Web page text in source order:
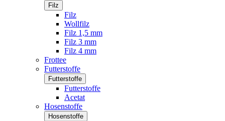
Filz
Filz
Wollfilz
Filz 1,5 mm
Filz 3 mm
Filz 4 mm
Frottee
Futterstoffe
Futterstoffe
Futterstoffe
Acetat
Hosenstoffe
Hosenstoffe